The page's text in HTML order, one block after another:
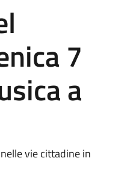
7
a
vie cittadine in